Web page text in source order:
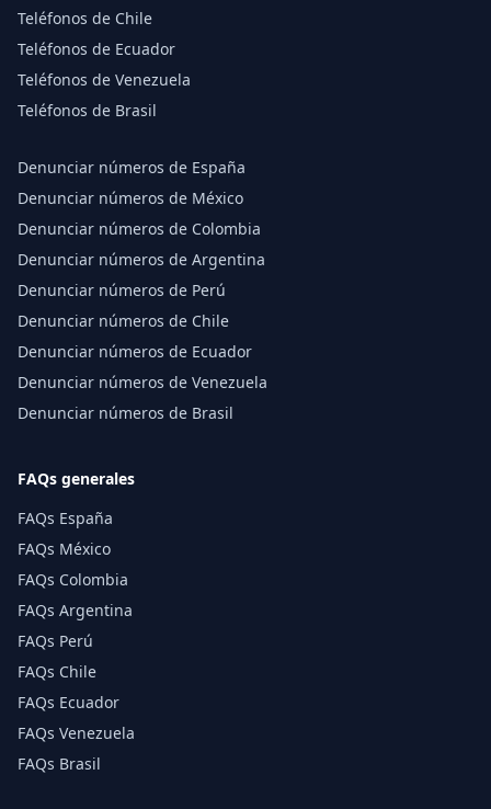
Teléfonos de Chile
Teléfonos de Ecuador
Teléfonos de Venezuela
Teléfonos de Brasil
Denunciar números de España
Denunciar números de México
Denunciar números de Colombia
Denunciar números de Argentina
Denunciar números de Perú
Denunciar números de Chile
Denunciar números de Ecuador
Denunciar números de Venezuela
Denunciar números de Brasil
FAQs generales
FAQs España
FAQs México
FAQs Colombia
FAQs Argentina
FAQs Perú
FAQs Chile
FAQs Ecuador
FAQs Venezuela
FAQs Brasil